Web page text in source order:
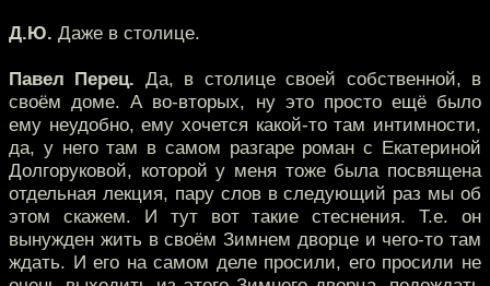
Д.Ю. Даже в столице.
Павел Перец. Да, в столице своей собственной, в
своём доме. А во-вторых, ну это просто ещё было
ему неудобно, ему хочется какой-то там интимности,
да, у него там в самом разгаре роман с Екатериной
Долгоруковой, которой у меня тоже была посвящена
отдельная лекция, пару слов в следующий раз мы об
этом скажем. И тут вот такие стеснения. Т.е. он
вынужден жить в своём Зимнем дворце и чего-то там
ждать. И его на самом деле просили, его просили не